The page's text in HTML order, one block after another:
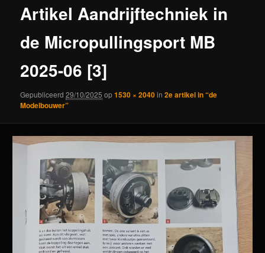
Artikel Aandrijftechniek in
de Micropullingsport MB
2025-06 [3]
Gepubliceerd29/10/2025 op1530 × 2040in2e artikel in “de
Modelbouwer”